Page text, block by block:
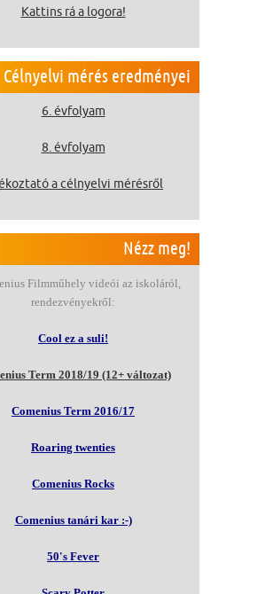
Kattins rá a logora!
Célnyelvi mérés eredményei
6. évfolyam
8. évfolyam
a célnyelvi mérésről
Nézz meg!
Filmműhely videói az iskoláról,
rendezvényekről:
Cool ez a suli!
Term 2018/19 (12+ változat)
Comenius Term 2016/17
Roaring twenties
Comenius Rocks
Comenius tanári kar :-)
50's Fever